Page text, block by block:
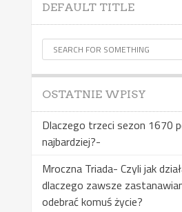
DEFAULT TITLE
OSTATNIE WPISY
Dlaczego trzeci sezon 1670
najbardziej?-
Mroczna Triada- Czyli jak
dlaczego zawsze
odebrać komuś życie?